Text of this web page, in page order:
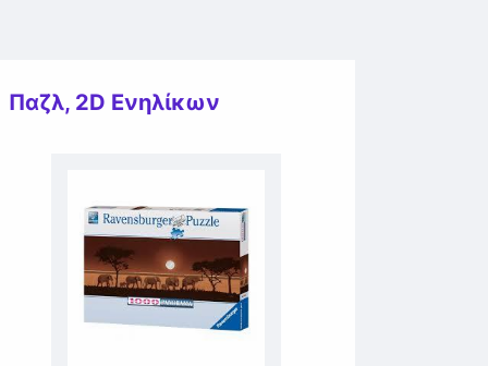
Παζλ, 2D Ενηλίκων